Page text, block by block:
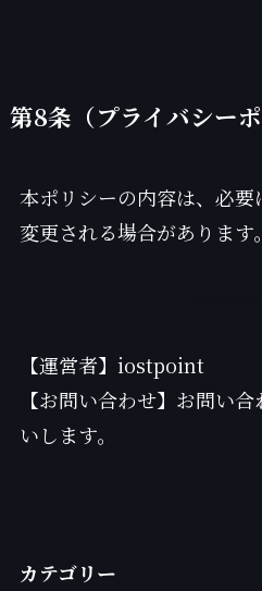
第8条（プライバシー
本ポリシーの内容は、必要
変更される場合があります。
【運営者】iostpoint
【お問い合わせ】お問い
いします。
カテゴリー